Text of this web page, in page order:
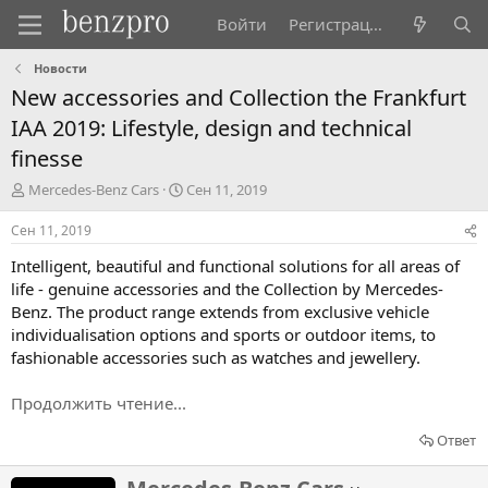
Войти Регистрация
Новости
New accessories and Collection the Frankfurt
IAA 2019: Lifestyle, design and technical
finesse
А
в
т
о
р
т
е
м
ы
Mercedes-Benz Cars
Д
а
а
н
а
ч
л
а
Сен 11, 2019
Сен 11, 2019
Intelligent, beautiful and functional solutions for all areas of
life - genuine accessories and the Collection by Mercedes-
Benz. The product range extends from exclusive vehicle
individualisation options and sports or outdoor items, to
fashionable accessories such as watches and jewellery.
Продолжить чтение...
Ответ
Н